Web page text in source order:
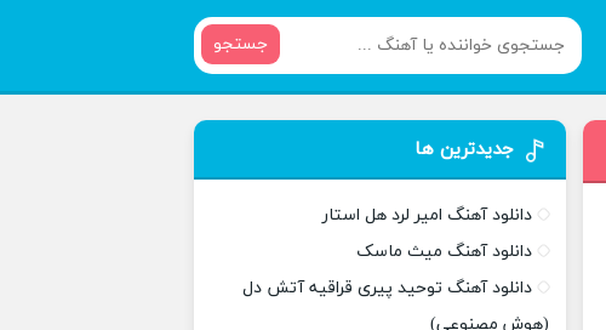
جستجو
جدیدترین ها
دانلود آهنگ امیر لرد هل استار
دانلود آهنگ میث ماسک
دانلود آهنگ توحید پیری قراقیه آتش دل
(هوش مصنوعی)